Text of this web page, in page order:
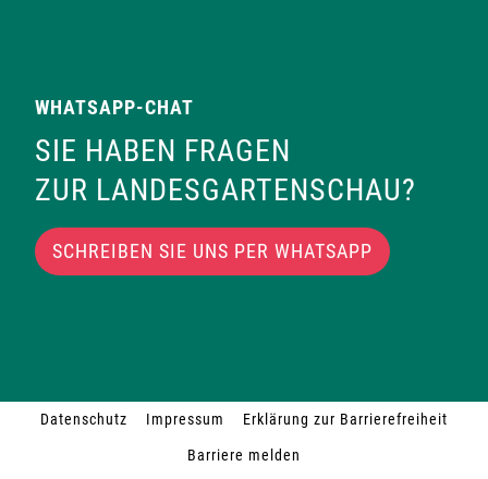
WHATSAPP-CHAT
SIE HABEN FRAGEN
ZUR LANDESGARTENSCHAU?
SCHREIBEN SIE UNS PER WHATSAPP
Datenschutz Impressum
Erklärung zur Barrierefreiheit
Barriere melden